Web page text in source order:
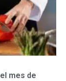
mes de